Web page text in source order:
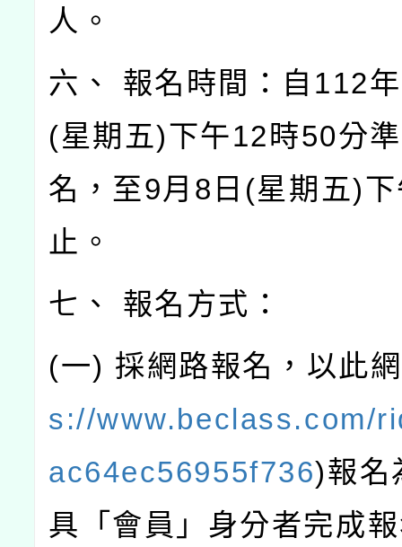
人。
六、 報名時間：自112
(星期五)下午12時50分
名，至9月8日(星期五)
止。
七、 報名方式：
(一) 採網路報名，以此
s://www.beclass.com/
ac64ec56955f736)報名
具「會員」身分者完成